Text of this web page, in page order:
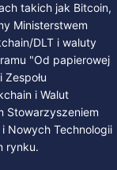
takich jak Bitcoin,
Ministerstwem
DLT i waluty
"Od papierowej
i Walut
Stowarzyszeniem
Nowych Technologii
rynku.